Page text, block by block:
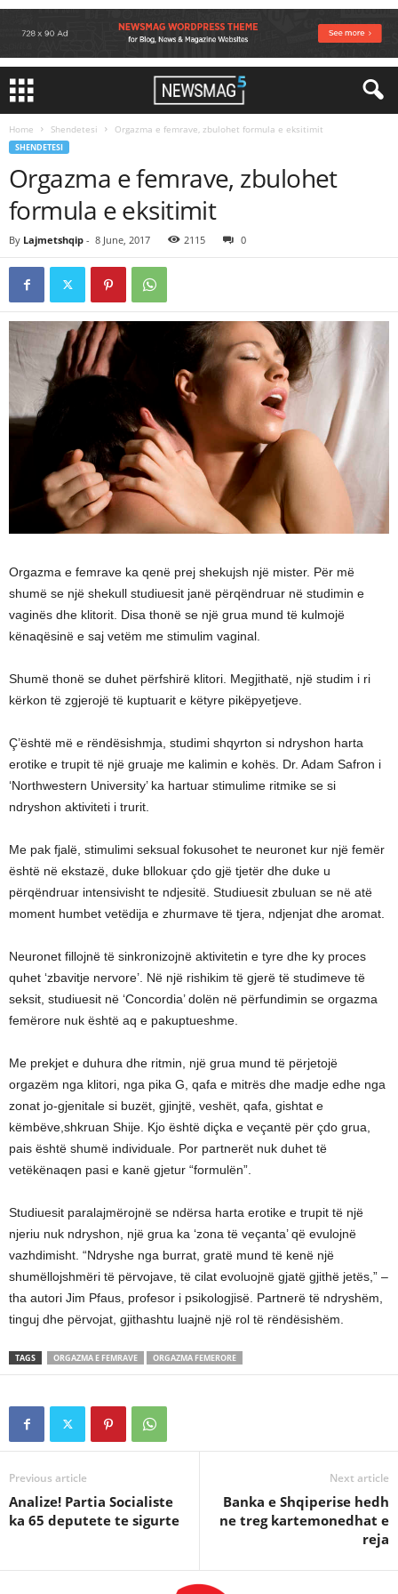
Home Shendetesi Orgazma e femrave, zbulohet formula e eksitimit
SHENDETESI
Orgazma e femrave, zbulohet
formula e eksitimit
By Lajmetshqip - 8 June, 2017 2115 0
Orgazma e femrave ka qenë prej shekujsh një mister. Për më
shumë se një shekull studiuesit janë përqëndruar në studimin e
vaginës dhe klitorit. Disa thonë se një grua mund të kulmojë
kënaqësinë e saj vetëm me stimulim vaginal.
Shumë thonë se duhet përfshirë klitori. Megjithatë, një studim i ri
kërkon të zgjerojë të kuptuarit e këtyre pikëpyetjeve.
Ç’është më e rëndësishmja, studimi shqyrton si ndryshon harta
erotike e trupit të një gruaje me kalimin e kohës. Dr. Adam Safron i
‘Northwestern University’ ka hartuar stimulime ritmike se si
ndryshon aktiviteti i trurit.
Me pak fjalë, stimulimi seksual fokusohet te neuronet kur një femër
është në ekstazë, duke bllokuar çdo gjë tjetër dhe duke u
përqëndruar intensivisht te ndjesitë. Studiuesit zbuluan se në atë
moment humbet vetëdija e zhurmave të tjera, ndjenjat dhe aromat.
Neuronet fillojnë të sinkronizojnë aktivitetin e tyre dhe ky proces
quhet ‘zbavitje nervore’. Në një rishikim të gjerë të studimeve të
seksit, studiuesit në ‘Concordia’ dolën në përfundimin se orgazma
femërore nuk është aq e pakuptueshme.
Me prekjet e duhura dhe ritmin, një grua mund të përjetojë
orgazëm nga klitori, nga pika G, qafa e mitrës dhe madje edhe nga
zonat jo-gjenitale si buzët, gjinjtë, veshët, qafa, gishtat e
këmbëve,shkruan Shije. Kjo është diçka e veçantë për çdo grua,
pais është shumë individuale. Por partnerët nuk duhet të
vetëkënaqen pasi e kanë gjetur “formulën”.
Studiuesit paralajmërojnë se ndërsa harta erotike e trupit të një
njeriu nuk ndryshon, një grua ka ‘zona të veçanta’ që evulojnë
vazhdimisht. “Ndryshe nga burrat, gratë mund të kenë një
shumëllojshmëri të përvojave, të cilat evoluojnë gjatë gjithë jetës,” –
tha autori Jim Pfaus, profesor i psikologjisë. Partnerë të ndryshëm,
tinguj dhe përvojat, gjithashtu luajnë një rol të rëndësishëm.
TAGS ORGAZMA E FEMRAVE ORGAZMA FEMERORE
Previous article
Analize! Partia Socialiste
ka 65 deputete te sigurte
Next article
Banka e Shqiperise hedh
ne treg kartemonedhat e
reja